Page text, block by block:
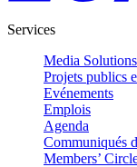
Services
Media Solutions
Projets publics
Evénements
Emplois
Agenda
Communiqués
Members’